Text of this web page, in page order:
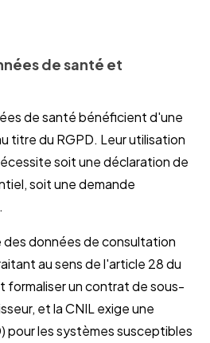
de santé et
de santé bénéficient d'une
titre du RGPD. Leur utilisation
soit une déclaration de
soit une demande
des données de consultation
au sens de l'article 28 du
formaliser un contrat de sous-
et la CNIL exige une
pour les systèmes susceptibles